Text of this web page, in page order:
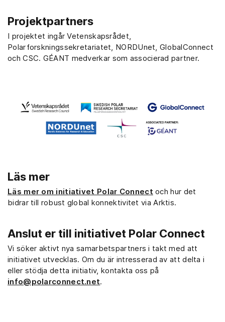
Projektpartners
I projektet ingår Vetenskapsrådet,
Polarforskningssekretariatet, NORDUnet, GlobalConnect
och CSC. GÉANT medverkar som associerad partner.
Läs mer
Läs mer om initiativet Polar Connect och hur det
bidrar till robust global konnektivitet via Arktis.
Anslut er till initiativet Polar Connect
Vi söker aktivt nya samarbetspartners i takt med att
initiativet utvecklas. Om du är intresserad av att delta i
eller stödja detta initiativ, kontakta oss på
info@polarconnect.net.